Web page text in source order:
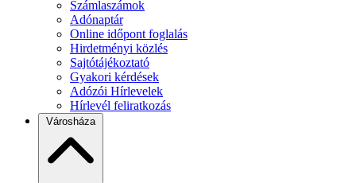
Számlaszámok
Adónaptár
Online időpont foglalás
Hirdetményi közlés
Sajtótájékoztató
Gyakori kérdések
Adózói Hírlevelek
Hírlevél feliratkozás
Városháza